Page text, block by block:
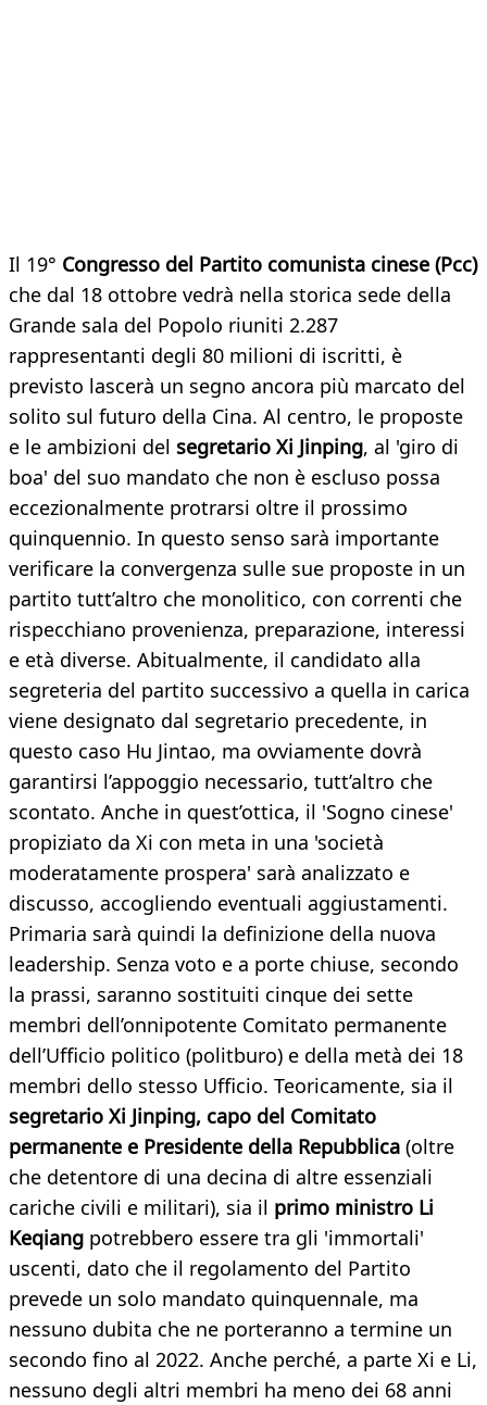
Il 19° Congresso del Partito comunista cinese (Pcc)
che dal 18 ottobre vedrà nella storica sede della
Grande sala del Popolo riuniti 2.287
rappresentanti degli 80 milioni di iscritti, è
previsto lascerà un segno ancora più marcato del
solito sul futuro della Cina. Al centro, le proposte
e le ambizioni del segretario Xi Jinping, al 'giro di
boa' del suo mandato che non è escluso possa
eccezionalmente protrarsi oltre il prossimo
quinquennio. In questo senso sarà importante
verificare la convergenza sulle sue proposte in un
partito tutt’altro che monolitico, con correnti che
rispecchiano provenienza, preparazione, interessi
e età diverse. Abitualmente, il candidato alla
segreteria del partito successivo a quella in carica
viene designato dal segretario precedente, in
questo caso Hu Jintao, ma ovviamente dovrà
garantirsi l’appoggio necessario, tutt’altro che
scontato. Anche in quest’ottica, il 'Sogno cinese'
propiziato da Xi con meta in una 'società
moderatamente prospera' sarà analizzato e
discusso, accogliendo eventuali aggiustamenti.
Primaria sarà quindi la definizione della nuova
leadership. Senza voto e a porte chiuse, secondo
la prassi, saranno sostituiti cinque dei sette
membri dell’onnipotente Comitato permanente
dell’Ufficio politico (politburo) e della metà dei 18
membri dello stesso Ufficio. Teoricamente, sia il
segretario Xi Jinping, capo del Comitato
permanente e Presidente della Repubblica (oltre
che detentore di una decina di altre essenziali
cariche civili e militari), sia il primo ministro Li
Keqiang potrebbero essere tra gli 'immortali'
uscenti, dato che il regolamento del Partito
prevede un solo mandato quinquennale, ma
nessuno dubita che ne porteranno a termine un
secondo fino al 2022. Anche perché, a parte Xi e Li,
nessuno degli altri membri ha meno dei 68 anni